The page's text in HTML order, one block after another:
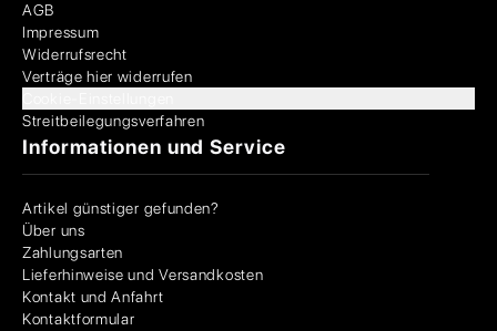
AGB
Impressum
Widerrufsrecht
Verträge hier widerrufen
Streitbeilegungsverfahren
Informationen und Service
Artikel günstiger gefunden?
Über uns
Zahlungsarten
Lieferhinweise und Versandkosten
Kontakt und Anfahrt
Kontaktformular